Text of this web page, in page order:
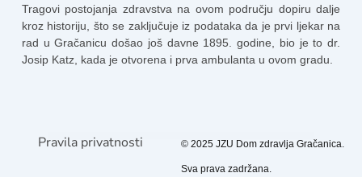
Tragovi postojanja zdravstva na ovom području dopiru dalje
kroz historiju, što se zaključuje iz podataka da je prvi ljekar na
rad u Gračanicu došao još davne 1895. godine, bio je to dr.
Josip Katz, kada je otvorena i prva ambulanta u ovom gradu.
Pravila privatnosti © 2025 JZU Dom zdravlja Gračanica.
Sva prava zadržana.